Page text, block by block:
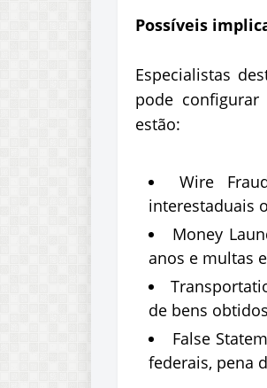
Possíveis
Especialistas
pode configurar
estão:
Wire
interestaduais
Money
anos e multas
de bens
False
federais, pena